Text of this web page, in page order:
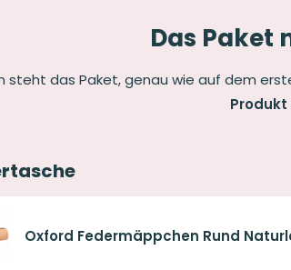
Das Paket
steht das Paket, genau wie auf dem
Produkt
Oxford Federmäppchen Rund